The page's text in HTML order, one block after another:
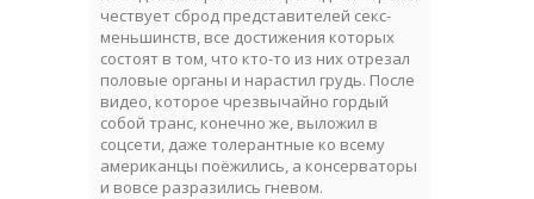
чествует сброд представителей секс-
меньшинств, все достижения которых
состоят в том, что кто-то из них отрезал
половые органы и нарастил грудь. После
видео, которое чрезвычайно гордый
собой транс, конечно же, выложил в
соцсети, даже толерантные ко всему
американцы поёжились, а консерваторы
и вовсе разразились гневом.